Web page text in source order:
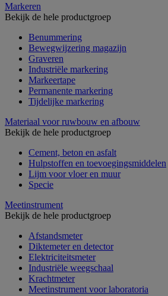
Markeren
Bekijk de hele productgroep
Benummering
Bewegwijzering magazijn
Graveren
Industriële markering
Markeertape
Permanente markering
Tijdelijke markering
Materiaal voor ruwbouw en afbouw
Bekijk de hele productgroep
Cement, beton en asfalt
Hulpstoffen en toevoegingsmiddelen
Lijm voor vloer en muur
Specie
Meetinstrument
Bekijk de hele productgroep
Afstandsmeter
Diktemeter en detector
Elektriciteitsmeter
Industriële weegschaal
Krachtmeter
Meetinstrument voor laboratoria